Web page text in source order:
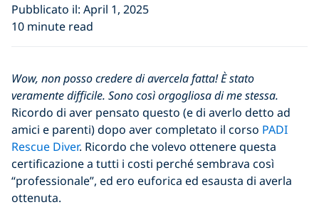
Pubblicato il: April 1, 2025
10 minute read
Wow, non posso credere di avercela fatta! È stato
veramente difficile. Sono così orgogliosa di me stessa.
Ricordo di aver pensato questo (e di averlo detto ad
amici e parenti) dopo aver completato il corso PADI
Rescue Diver. Ricordo che volevo ottenere questa
certificazione a tutti i costi perché sembrava così
“professionale”, ed ero euforica ed esausta di averla
ottenuta.